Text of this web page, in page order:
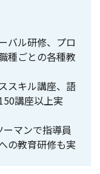
バル研修、プロ
種ごとの各種教
スキル講座、語
講座以上実
マンで指導員
の教育研修も実